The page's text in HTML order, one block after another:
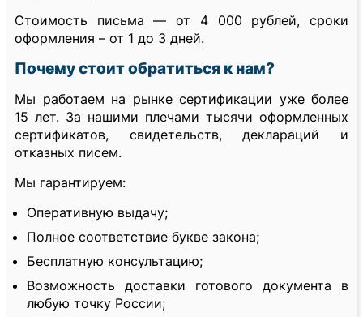
Стоимость письма — от 4 000 рублей, сроки
оформления – от 1 до 3 дней.
Почему стоит обратиться к нам?
Мы работаем на рынке сертификации уже более
15 лет. За нашими плечами тысячи оформленных
сертификатов, свидетельств, деклараций и
отказных писем.
Мы гарантируем:
Оперативную выдачу;
Полное соответствие букве закона;
Бесплатную консультацию;
Возможность доставки готового документа в
любую точку России;